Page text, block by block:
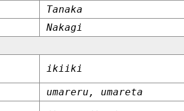
Tanaka
Nakagi
ikiiki
umareru, umareta